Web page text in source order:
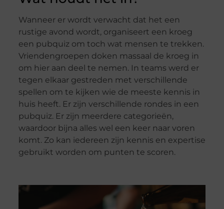
Wanneer er wordt verwacht dat het een
rustige avond wordt, organiseert een kroeg
een pubquiz om toch wat mensen te trekken.
Vriendengroepen doken massaal de kroeg in
om hier aan deel te nemen. In teams werd er
tegen elkaar gestreden met verschillende
spellen om te kijken wie de meeste kennis in
huis heeft. Er zijn verschillende rondes in een
pubquiz. Er zijn meerdere categorieën,
waardoor bijna alles wel een keer naar voren
komt. Zo kan iedereen zijn kennis en expertise
gebruikt worden om punten te scoren.